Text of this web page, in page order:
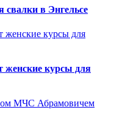
в Энгельсе
женские курсы для